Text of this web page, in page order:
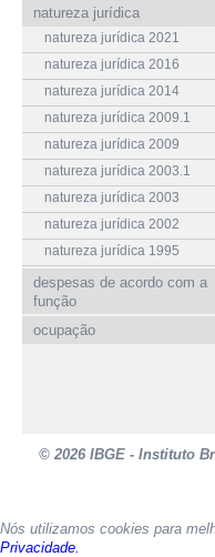
natureza jurídica
natureza jurídica 2021
natureza jurídica 2016
natureza jurídica 2014
natureza jurídica 2009.1
natureza jurídica 2009
natureza jurídica 2003.1
natureza jurídica 2003
natureza jurídica 2002
natureza jurídica 1995
despesas de acordo com a
função
ocupação
© 2026 IBGE - Instituto
Nós utilizamos cookies para
Privacidade.